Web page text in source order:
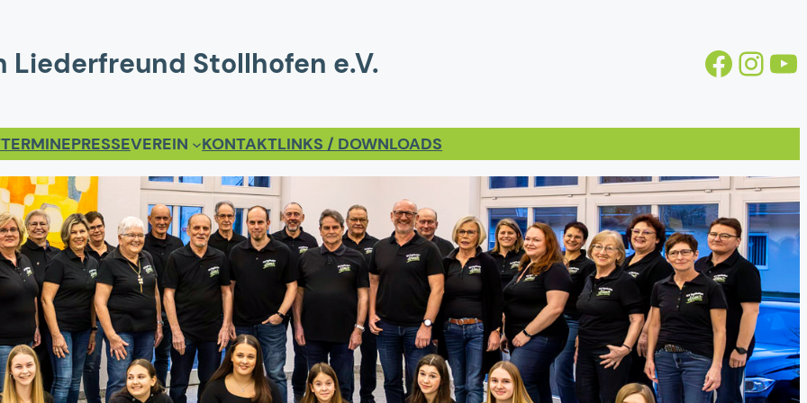
Liederfreund Stollhofen e.V. Facebook https://www.instagram.com/gv.stollhofen/ YouTube
TERMINEPRESSEVEREIN KONTAKTLINKS / DOWNLOADS